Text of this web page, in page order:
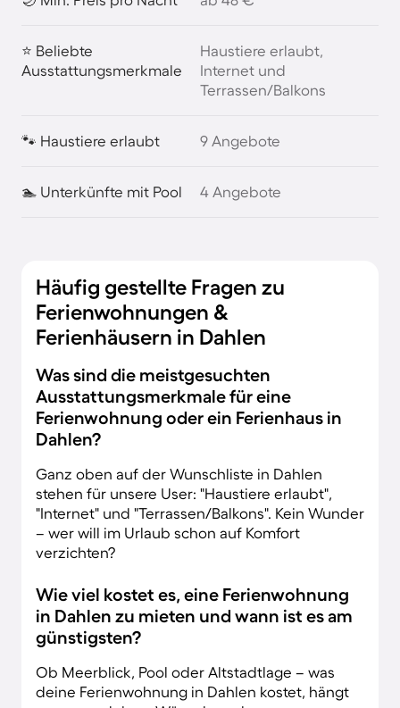
⭐ Beliebte
Ausstattungsmerkmale
Haustiere erlaubt,
Internet und
Terrassen/Balkons
🐾 Haustiere erlaubt 9 Angebote
🏊 Unterkünfte mit Pool 4 Angebote
Häufig gestellte Fragen zu
Ferienwohnungen &
Ferienhäusern in Dahlen
Was sind die meistgesuchten
Ausstattungsmerkmale für eine
Ferienwohnung oder ein Ferienhaus in
Dahlen?
Ganz oben auf der Wunschliste in Dahlen
stehen für unsere User: "Haustiere erlaubt",
"Internet" und "Terrassen/Balkons". Kein Wunder
– wer will im Urlaub schon auf Komfort
verzichten?
Wie viel kostet es, eine Ferienwohnung
in Dahlen zu mieten und wann ist es am
günstigsten?
Ob Meerblick, Pool oder Altstadtlage – was
deine Ferienwohnung in Dahlen kostet, hängt